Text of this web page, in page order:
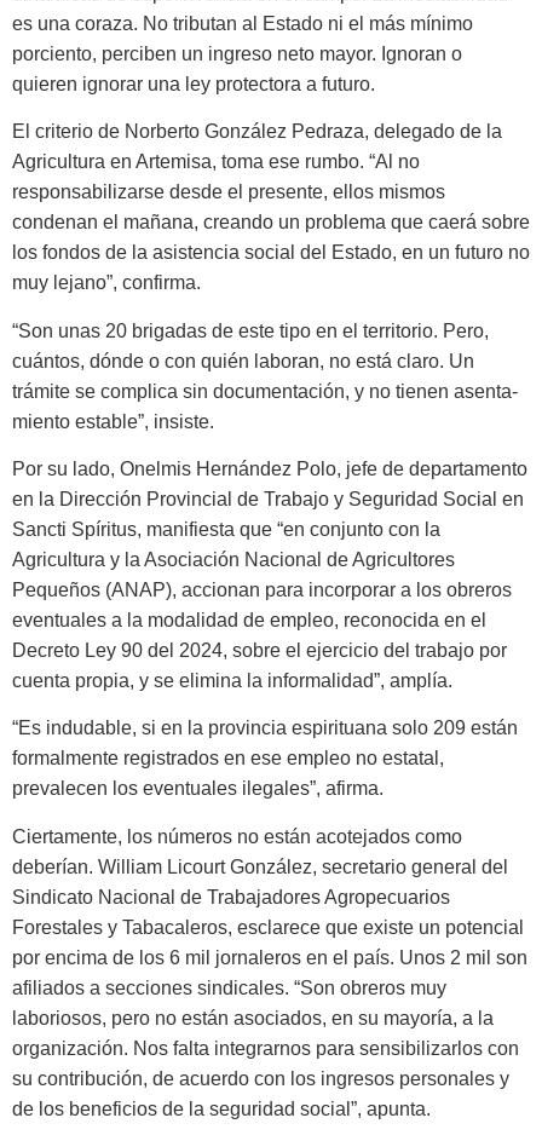
es una coraza. No tributan al Estado ni el más mínimo
porciento, perciben un ingreso neto mayor. Ig­noran o
quieren ignorar una ley pro­tectora a futuro.
El criterio de Norberto González Pedraza, delegado de la
Agricultura en Artemisa, toma ese rumbo. “Al no
responsabilizarse desde el presente, ellos mismos
condenan el mañana, creando un problema que caerá so­bre
los fondos de la asistencia social del Estado, en un futuro no
muy leja­no”, confirma.
“Son unas 20 brigadas de este tipo en el territorio. Pero,
cuántos, dónde o con quién laboran, no está claro. Un
trámite se complica sin documentación, y no tienen asenta­
miento estable”, insiste.
Por su lado, Onelmis Hernández Polo, jefe de departamento
en la Di­rección Provincial de Trabajo y Se­guridad Social en
Sancti Spíritus, manifiesta que “en conjunto con la
Agricultura y la Asociación Nacional de Agricultores
Pequeños (ANAP), accionan para incorporar a los obre­ros
eventuales a la modalidad de em­pleo, reconocida en el
Decreto Ley 90 del 2024, sobre el ejercicio del trabajo por
cuenta propia, y se elimina la in­formalidad”, amplía.
“Es indudable, si en la provincia espirituana solo 209 están
formal­mente registrados en ese empleo no estatal,
prevalecen los eventuales ile­gales”, afirma.
Ciertamente, los números no están acotejados como
deberían. William Li­court González, secretario general del
Sindicato Nacional de Trabajadores Agropecuarios
Forestales y Tabacale­ros, esclarece que existe un potencial
por encima de los 6 mil jornaleros en el país. Unos 2 mil son
afiliados a sec­ciones sindicales. “Son obreros muy
laboriosos, pero no están asociados, en su mayoría, a la
organización. Nos falta integrarnos para sensibilizarlos con
su contribución, de acuerdo con los ingre­sos personales y
de los beneficios de la seguridad social”, apunta.